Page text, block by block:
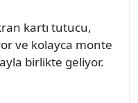
kartı tutucu,
ve kolayca monte
birlikte geliyor.